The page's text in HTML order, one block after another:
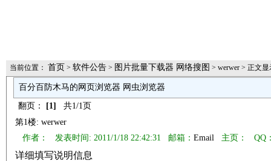
当前位置： 首页 > 软件公告 > 图片批量下载器 网络搜图 > werwer > 正文显
百分百防木马的网页浏览器 网虫浏览器
翻页： [1]
共1/1页
第1楼: werwer
作者： 发表时间: 2011/1/18 22:42:31 邮箱： Email 主页： QQ
详细填写说明信息